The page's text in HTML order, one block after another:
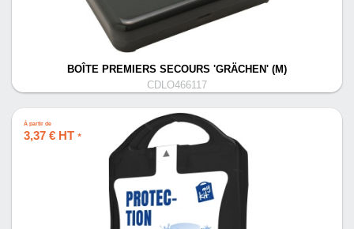
BOÎTE PREMIERS SECOURS 'GRÄCHEN' (M)
CDLO466117
À partir de
3,37 € HT *